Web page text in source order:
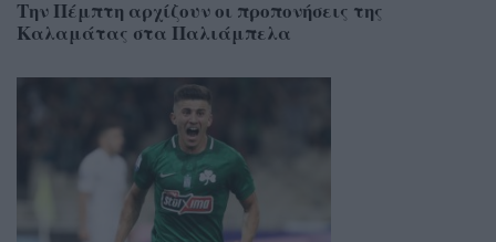
Την Πέμπτη αρχίζουν οι προπονήσεις της
Καλαμάτας στα Παλιάμπελα